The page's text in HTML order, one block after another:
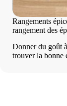
Rangements
rangement des
Donner du goût
trouver la bonne